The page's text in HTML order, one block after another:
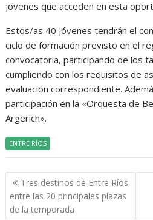
jóvenes que acceden en esta
Estos/as 40 jóvenes tendrán el
ciclo de formación previsto en el
convocatoria, participando de los
cumpliendo con los requisitos de
evaluación correspondiente.
participación en la «Orquesta de
Argerich».
ENTRE RÍOS
Navegación
de
entradas
Tres destinos de Entre Ríos
entre las 20 principales plazas
de la temporada